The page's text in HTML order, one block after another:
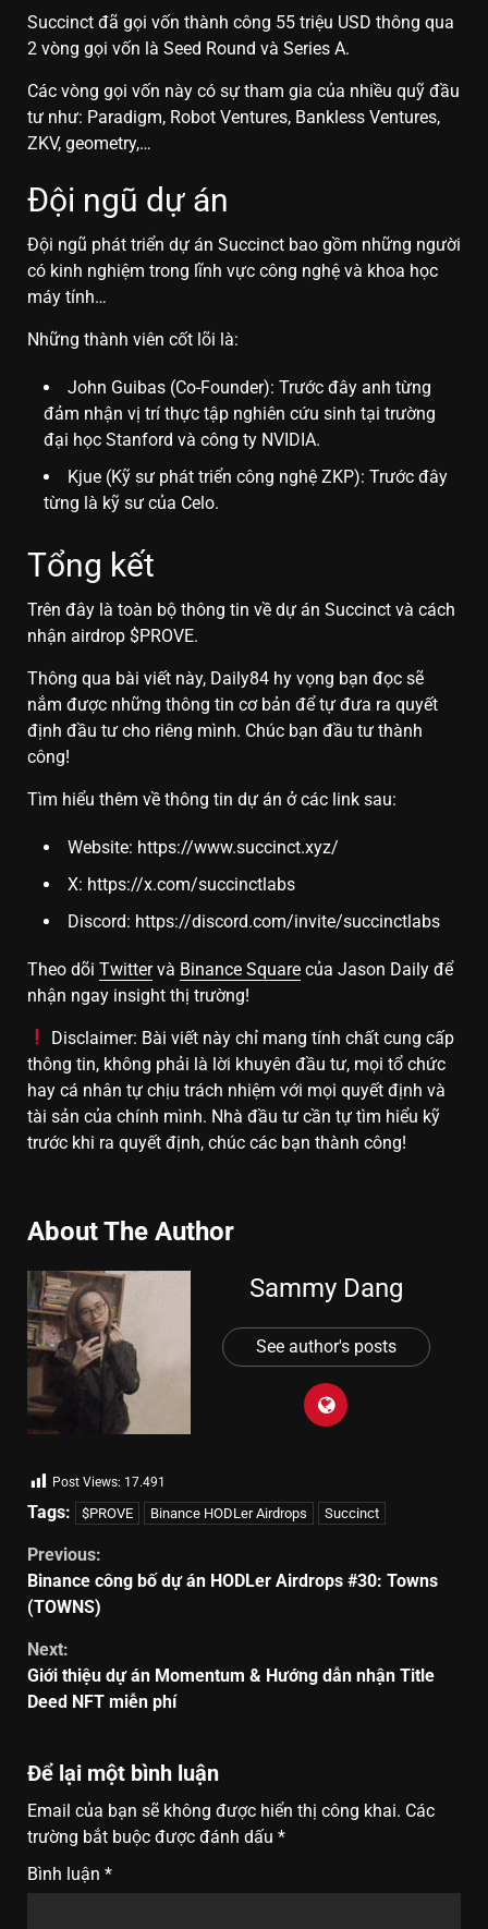
Succinct đã gọi vốn thành công 55 triệu USD thông qua
2 vòng gọi vốn là Seed Round và Series A.
Các vòng gọi vốn này có sự tham gia của nhiều quỹ đầu
tư như: Paradigm, Robot Ventures, Bankless Ventures,
ZKV, geometry,…
Đội ngũ dự án
Đội ngũ phát triển dự án Succinct bao gồm những người
có kinh nghiệm trong lĩnh vực công nghệ và khoa học
máy tính…
Những thành viên cốt lõi là:
John Guibas (Co-Founder): Trước đây anh từng
đảm nhận vị trí thực tập nghiên cứu sinh tại trường
đại học Stanford và công ty NVIDIA.
Kjue (Kỹ sư phát triển công nghệ ZKP): Trước đây
từng là kỹ sư của Celo.
Tổng kết
Trên đây là toàn bộ thông tin về dự án Succinct và cách
nhận airdrop $PROVE.
Thông qua bài viết này, Daily84 hy vọng bạn đọc sẽ
nắm được những thông tin cơ bản để tự đưa ra quyết
định đầu tư cho riêng mình. Chúc bạn đầu tư thành
công!
Tìm hiểu thêm về thông tin dự án ở các link sau:
Website: https://www.succinct.xyz/
X: https://x.com/succinctlabs
Discord: https://discord.com/invite/succinctlabs
Theo dõi Twittervà Binance Square của Jason Daily để
nhận ngay insight thị trường!
Disclaimer: Bài viết này chỉ mang tính chất cung cấp
thông tin, không phải là lời khuyên đầu tư, mọi tổ chức
hay cá nhân tự chịu trách nhiệm với mọi quyết định và
tài sản của chính mình. Nhà đầu tư cần tự tìm hiểu kỹ
trước khi ra quyết định, chúc các bạn thành công!
About The Author
Sammy Dang
See author's posts
Post Views: 17.491
Tags: $PROVE Binance HODLer Airdrops Succinct
Previous:
Binance công bố dự án HODLer Airdrops #30: Towns
(TOWNS)
Next:
Giới thiệu dự án Momentum & Hướng dẫn nhận Title
Deed NFT miễn phí
Để lại một bình luận
Email của bạn sẽ không được hiển thị công khai. Các
trường bắt buộc được đánh dấu *
Bình luận *